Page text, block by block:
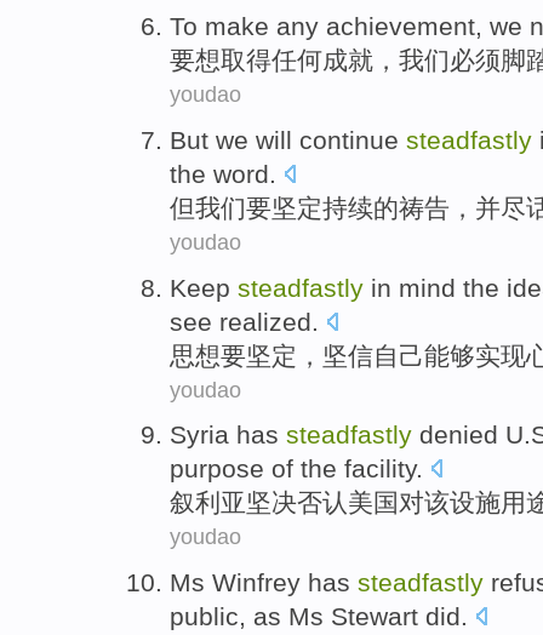
To make any achievement, we
要想取得任何成就 ， 我们必须脚
youdao
But we will continue steadfastly
the word.
但我们要坚定持续的祷告 ， 并尽
youdao
Keep steadfastly in mind the
see realized
思想要坚定 ， 坚信自己能够实现
youdao
Syria has steadfastly denied
purpose of the facility.
叙利亚坚决否认美国对该设施用
youdao
Ms Winfrey has steadfastly
public, as Ms Stewart did.